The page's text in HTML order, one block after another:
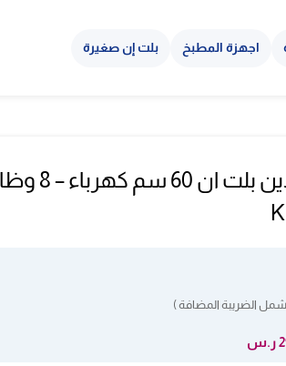
اجهزة المطبخ بلت إن صغيرة
فرن كتشن
الضريبة المضافة )